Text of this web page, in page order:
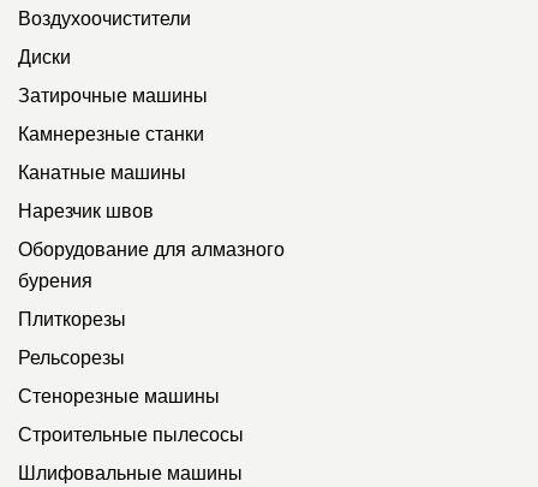
Воздухоочистители
Диски
Затирочные машины
Камнерезные станки
Канатные машины
Нарезчик швов
Оборудование для алмазного
бурения
Плиткорезы
Рельсорезы
Стенорезные машины
Строительные пылесосы
Шлифовальные машины